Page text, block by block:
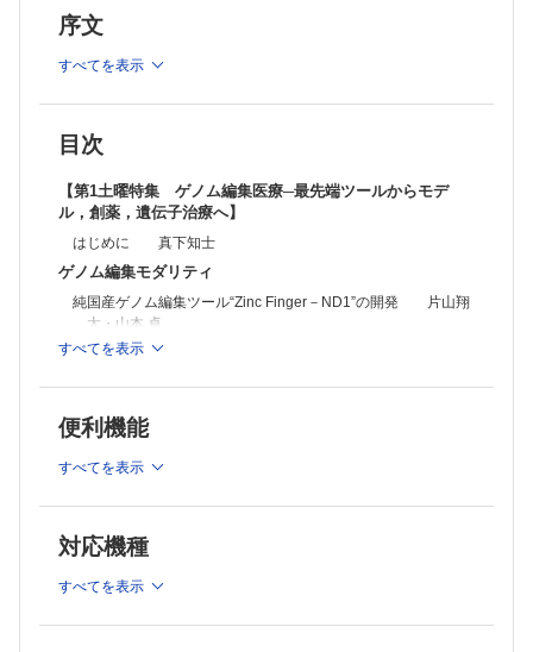
i－GONAD法で広がる遺伝子改変動物作製の現状と展望 大塚正人・
CRISPRを利用した時期・組織特異的遺伝子変異マウスの作出 三上
木えりか
ゲノム編集治療
田秋津
複数のニックにより誘導するゲノム編集 富田亜希子・中田慎一郎
染色体挿入型ウイルスベクターによる発がんとその機序 内山 徹
血友病に対する遺伝子治療とゲノム編集治療 佐藤孝弘・大森 司
Ex vivo，in vivoゲノム編集治療法開発の動向 石田紗恵子
安全性評価や倫理的課題
ゲノム編集治療に係る目的外変異の予測･評価の手法と考え方 山下
拓真・他
アによる特許支配と国産技術の利用 橋本一憲
序文
すべてを表示
目次
【第1土曜特集 ゲノム編集医療─最先端ツールからモデ
ル，創薬，遺伝子治療へ】
はじめに 真下知士
ゲノム編集モダリティ
純国産ゲノム編集ツール“Zinc Finger－ND1”の開発 片山翔
太・山本 卓
次世代型プライムエディターの設計・開発 主藤裕太郎・濡
敬二
人・真下知士
CRISPR－Cas9の祖先タンパク質IscBの構造解析と分子改
変 山田崇太・他
ゲノム編集細胞研究
CRISPRスクリーニング法を用いたがん治療の新規標的探
すべてを表示
便利機能
すべてを表示
対応機種
すべてを表示